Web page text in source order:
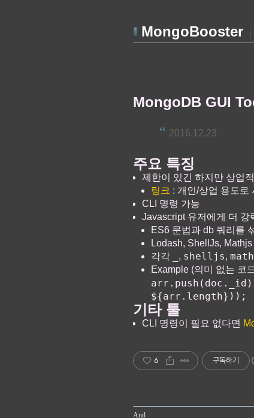
MongoBooster |
MongoDB GUI
2016.12.23
주요 특징
제한이 있긴 하지만 상업
링크 : 개인/상업 용도로
CLI 명령 가능
Javascript 유저에게 더 강
ES6 문법과 db 쿼리를
Lodash, ShellJs,
각각
, shelljs, math
Example (의미 없는 코
${arr.length} ));
기타 툴
CLI 명령이 필요 없다면
6 구독하기
And